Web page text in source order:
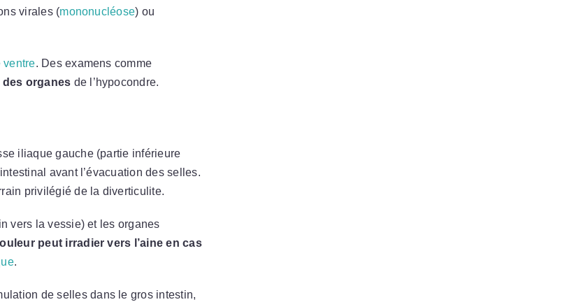
virales (mononucléose) ou
ventre. Des examens comme
organes de l’hypocondre.
iliaque gauche (partie inférieure
avant l’évacuation des selles.
privilégié de la diverticulite.
vers la vessie) et les organes
peut irradier vers l’aine en cas
.
de selles dans le gros intestin,